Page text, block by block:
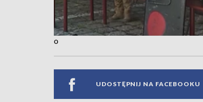
o
UDOSTĘPNIJ NA FACEBOOKU